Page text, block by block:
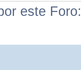
este